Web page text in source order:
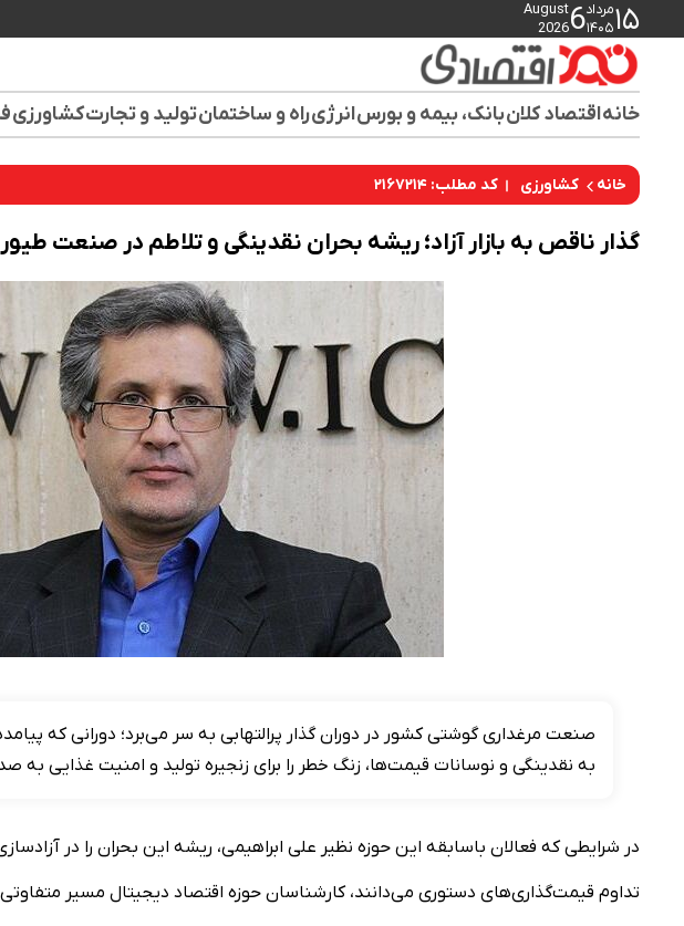
۱۵مرداد
۱۴۰۵6
August
2026
خانهاقتصاد کلانبانک، بیمه و بورسانرژیراه و ساختمانتولید و تجارتکشاورزی
خانه کشاورزی کد مطلب: ۲۱۶۷۲۱۴
گذار ناقص به بازار آزاد؛ ریشه بحران نقدینگی و تلاطم در صنعت طیور
صنعت مرغداری گوشتی کشور در دوران گذار پرالتهابی به سر می‌برد؛ دورانی که
به نقدینگی و نوسانات قیمت‌ها، زنگ خطر را برای زنجیره تولید و امنیت غذایی به
در شرایطی که فعالان باسابقه این حوزه نظیر علی ابراهیمی، ریشه این بحران را در
تداوم قیمت‌گذاری‌های دستوری می‌دانند، کارشناسان حوزه اقتصاد دیجیتال مسیر